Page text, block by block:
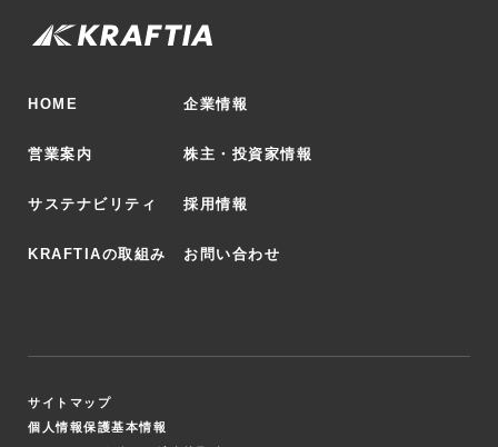
HOME 企業情報
営業案内 株主・投資家情報
サステナビリティ 採用情報
KRAFTIAの取組み お問い合わせ
サイトマップ
個人情報保護基本情報